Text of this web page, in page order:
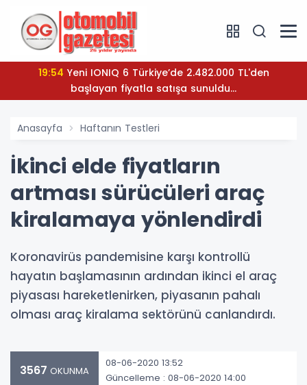
19:54
başlayan fiyatla satışa sunuldu...
Anasayfa Haftanın Testleri
İkinci elde fiyatların
artması sürücüleri araç
kiralamaya yönlendirdi
Koronavirüs pandemisine karşı kontrollü
hayatın başlamasının ardından ikinci el araç
piyasası hareketlenirken, piyasanın pahalı
olması araç kiralama sektörünü canlandırdı.
3567 OKUNMA
08-06-2020 13:52
Güncelleme : 08-06-2020 14:00